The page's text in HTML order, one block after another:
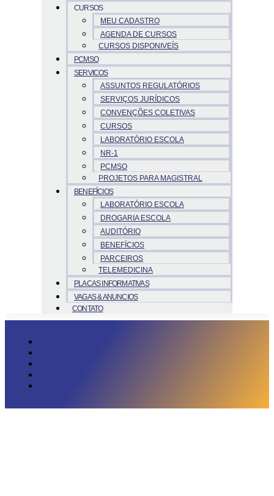
CURSOS
MEU CADASTRO
AGENDA DE CURSOS
CURSOS DISPONIVEÍS
PCMSO
SERVICOS
ASSUNTOS REGULATÓRIOS
SERVIÇOS JURÍDICOS
CONVENÇÕES COLETIVAS
CURSOS
LABORATÓRIO ESCOLA
NR-1
PCMSO
PROJETOS PARA MAGISTRAL
BENEFÍCIOS
LABORATÓRIO ESCOLA
DROGARIA ESCOLA
AUDITÓRIO
BENEFÍCIOS
PARCEIROS
TELEMEDICINA
PLACAS INFORMATIVAS
VAGAS & ANUNCIOS
CONTATO